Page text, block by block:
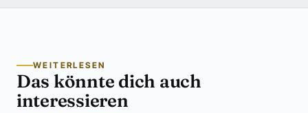
WEITERLESEN
Das könnte dich auch
interessieren